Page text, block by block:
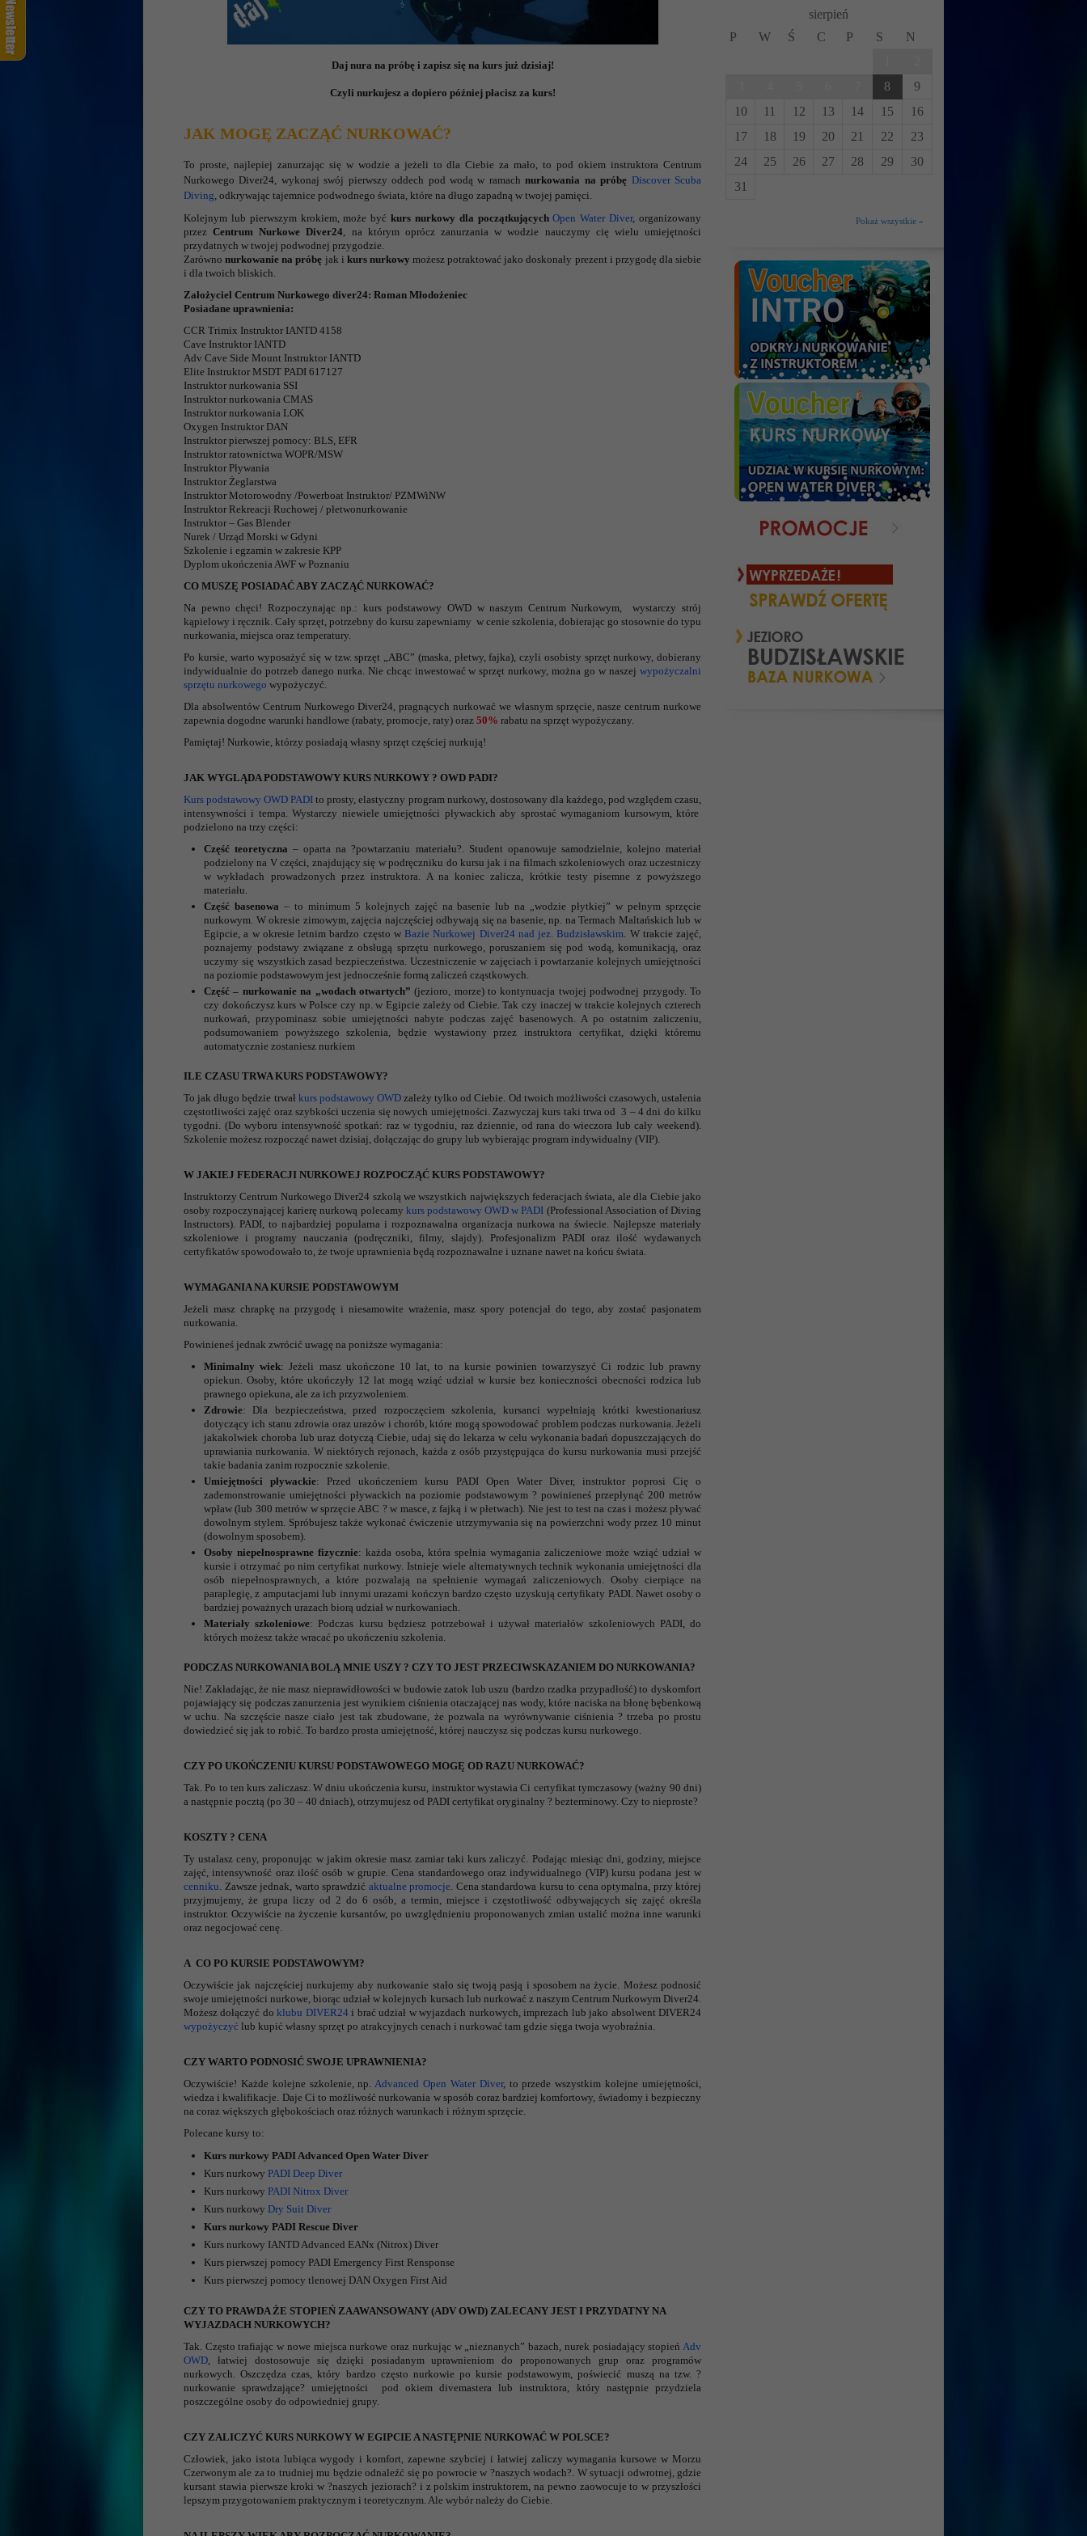
Daj nura na próbę i zapisz się na kurs już dzisiaj!
Czyli nurkujesz a dopiero później płacisz za kurs!
JAK MOGĘ ZACZĄĆ NURKOWAĆ?
To proste, najlepiej zanurzając się w wodzie a jeżeli to dla Ciebie za mało, to pod okiem instruktora Centrum
Nurkowego Diver24, wykonaj swój pierwszy oddech pod wodą w ramachnurkowania na próbę Discover Scuba
Diving, odkrywając tajemnice podwodnego świata, które na długo zapadną w twojej pamięci.
Kolejnym lub pierwszym krokiem, może byćkurs nurkowy dla początkujących Open Water Diver, organizowany
przezCentrum Nurkowe Diver24, na którym oprócz zanurzania w wodzie nauczymy cię wielu umiejętności
przydatnych w twojej podwodnej przygodzie.
Zarównonurkowanie na próbę jak i kurs nurkowy możesz potraktować jako doskonały prezent i przygodę dla siebie
i dla twoich bliskich.
Założyciel Centrum Nurkowego diver24: Roman Młodożeniec
Posiadane uprawnienia:
CCR Trimix Instruktor IANTD 4158
Cave Instruktor IANTD
Adv Cave Side Mount Instruktor IANTD
Elite Instruktor MSDT PADI 617127
Instruktor nurkowania SSI
Instruktor nurkowania CMAS
Instruktor nurkowania LOK
Oxygen Instruktor DAN
Instruktor pierwszej pomocy: BLS, EFR
Instruktor ratownictwa WOPR/MSW
Instruktor Pływania
Instruktor Żeglarstwa
Instruktor Motorowodny /Powerboat Instruktor/ PZMWiNW
Instruktor Rekreacji Ruchowej / płetwonurkowanie
Instruktor – Gas Blender
Nurek / Urząd Morski w Gdyni
Szkolenie i egzamin w zakresie KPP
Dyplom ukończenia AWF w Poznaniu
CO MUSZĘ POSIADAĆ ABY ZACZĄĆ NURKOWAĆ?
Na pewno chęci! Rozpoczynając np.: kurs podstawowy OWD w naszym Centrum Nurkowym, wystarczy strój
kąpielowy i ręcznik. Cały sprzęt, potrzebny do kursu zapewniamy w cenie szkolenia, dobierając go stosownie do typu
nurkowania, miejsca oraz temperatury.
Po kursie, warto wyposażyć się w tzw. sprzęt „ABC” (maska, płetwy, fajka), czyli osobisty sprzęt nurkowy, dobierany
indywidualnie do potrzeb danego nurka. Nie chcąc inwestować w sprzęt nurkowy, można go w naszej wypożyczalni
sprzętu nurkowego wypożyczyć.
Dla absolwentów Centrum Nurkowego Diver24, pragnących nurkować we własnym sprzęcie, nasze centrum nurkowe
zapewnia dogodne warunki handlowe (rabaty, promocje, raty) oraz 50% rabatu na sprzęt wypożyczany.
Pamiętaj! Nurkowie, którzy posiadają własny sprzęt częściej nurkują!
JAK WYGLĄDA PODSTAWOWY KURS NURKOWY ? OWD PADI?
Kurs podstawowy OWD PADI to prosty, elastyczny program nurkowy, dostosowany dla każdego, pod względem czasu,
intensywności i tempa. Wystarczy niewiele umiejętności pływackich aby sprostać wymaganiom kursowym, które
podzielono na trzy części:
Część teoretyczna – oparta na ?powtarzaniu materiału?. Student opanowuje samodzielnie, kolejno materiał
podzielony na V części, znajdujący się w podręczniku do kursu jak i na filmach szkoleniowych oraz uczestniczy
w wykładach prowadzonych przez instruktora. A na koniec zalicza, krótkie testy pisemne z powyższego
materiału.
Część basenowa – to minimum 5 kolejnych zajęć na basenie lub na „wodzie płytkiej” w pełnym sprzęcie
nurkowym. W okresie zimowym, zajęcia najczęściej odbywają się na basenie, np. na Termach Maltańskich lub w
Egipcie, a w okresie letnim bardzo często w Bazie Nurkowej Diver24 nad jez. Budzisławskim. W trakcie zajęć,
poznajemy podstawy związane z obsługą sprzętu nurkowego, poruszaniem się pod wodą, komunikacją, oraz
uczymy się wszystkich zasad bezpieczeństwa. Uczestniczenie w zajęciach i powtarzanie kolejnych umiejętności
na poziomie podstawowym jest jednocześnie formą zaliczeń cząstkowych.
Część – nurkowanie na „wodach otwartych”(jezioro, morze) to kontynuacja twojej podwodnej przygody. To
czy dokończysz kurs w Polsce czy np. w Egipcie zależy od Ciebie. Tak czy inaczej w trakcie kolejnych czterech
nurkowań, przypominasz sobie umiejętności nabyte podczas zajęć basenowych. A po ostatnim zaliczeniu,
podsumowaniem powyższego szkolenia, będzie wystawiony przez instruktora certyfikat, dzięki któremu
automatycznie zostaniesz nurkiem
ILE CZASU TRWA KURS PODSTAWOWY?
To jak długo będzie trwał kurs podstawowy OWDzależy tylko od Ciebie. Od twoich możliwości czasowych, ustalenia
częstotliwości zajęć oraz szybkości uczenia się nowych umiejętności. Zazwyczaj kurs taki trwa od 3 – 4 dni do kilku
tygodni. (Do wyboru intensywność spotkań: raz w tygodniu, raz dziennie, od rana do wieczora lub cały weekend).
Szkolenie możesz rozpocząć nawet dzisiaj, dołączając do grupy lub wybierając program indywidualny (VIP).
W JAKIEJ FEDERACJI NURKOWEJ ROZPOCZĄĆ KURS PODSTAWOWY?
Instruktorzy Centrum Nurkowego Diver24 szkolą we wszystkich największych federacjach świata, ale dla Ciebie jako
osoby rozpoczynającej karierę nurkową polecamy kurs podstawowy OWD w PADI (Professional Association of Diving
Instructors). PADI, to najbardziej popularna i rozpoznawalna organizacja nurkowa na świecie. Najlepsze materiały
szkoleniowe i programy nauczania (podręczniki, filmy, slajdy). Profesjonalizm PADI oraz ilość wydawanych
certyfikatów spowodowało to, że twoje uprawnienia będą rozpoznawalne i uznane nawet na końcu świata.
WYMAGANIA NA KURSIE PODSTAWOWYM
Jeżeli masz chrapkę na przygodę i niesamowite wrażenia, masz spory potencjał do tego, aby zostać pasjonatem
nurkowania.
Powinieneś jednak zwrócić uwagę na poniższe wymagania:
Minimalny wiek: Jeżeli masz ukończone 10 lat, to na kursie powinien towarzyszyć Ci rodzic lub prawny
opiekun. Osoby, które ukończyły 12 lat mogą wziąć udział w kursie bez konieczności obecności rodzica lub
prawnego opiekuna, ale za ich przyzwoleniem.
Zdrowie: Dla bezpieczeństwa, przed rozpoczęciem szkolenia, kursanci wypełniają krótki kwestionariusz
dotyczący ich stanu zdrowia oraz urazów i chorób, które mogą spowodować problem podczas nurkowania. Jeżeli
jakakolwiek choroba lub uraz dotyczą Ciebie, udaj się do lekarza w celu wykonania badań dopuszczających do
uprawiania nurkowania. W niektórych rejonach, każda z osób przystępująca do kursu nurkowania musi przejść
takie badania zanim rozpocznie szkolenie.
Umiejętności pływackie: Przed ukończeniem kursu PADI Open Water Diver, instruktor poprosi Cię o
zademonstrowanie umiejętności pływackich na poziomie podstawowym ? powinieneś przepłynąć 200 metrów
wpław (lub 300 metrów w sprzęcie ABC ? w masce, z fajką i w płetwach). Nie jest to test na czas i możesz pływać
dowolnym stylem. Spróbujesz także wykonać ćwiczenie utrzymywania się na powierzchni wody przez 10 minut
(dowolnym sposobem).
Osoby niepełnosprawne fizycznie: każda osoba, która spełnia wymagania zaliczeniowe może wziąć udział w
kursie i otrzymać po nim certyfikat nurkowy. Istnieje wiele alternatywnych technik wykonania umiejętności dla
osób niepełnosprawnych, a które pozwalają na spełnienie wymagań zaliczeniowych. Osoby cierpiące na
paraplegię, z amputacjami lub innymi urazami kończyn bardzo często uzyskują certyfikaty PADI. Nawet osoby o
bardziej poważnych urazach biorą udział w nurkowaniach.
Materiały szkoleniowe: Podczas kursu będziesz potrzebował i używał materiałów szkoleniowych PADI, do
których możesz także wracać po ukończeniu szkolenia.
PODCZAS NURKOWANIA BOLĄ MNIE USZY ? CZY TO JEST PRZECIWSKAZANIEM DO NURKOWANIA?
Nie! Zakładając, że nie masz nieprawidłowości w budowie zatok lub uszu (bardzo rzadka przypadłość) to dyskomfort
pojawiający się podczas zanurzenia jest wynikiem ciśnienia otaczającej nas wody, które naciska na błonę bębenkową
w uchu. Na szczęście nasze ciało jest tak zbudowane, że pozwala na wyrównywanie ciśnienia ? trzeba po prostu
dowiedzieć się jak to robić. To bardzo prosta umiejętność, której nauczysz się podczas kursu nurkowego.
CZY PO UKOŃCZENIU KURSU PODSTAWOWEGO MOGĘ OD RAZU NURKOWAĆ?
Tak. Po to ten kurs zaliczasz. W dniu ukończenia kursu, instruktor wystawia Ci certyfikat tymczasowy (ważny 90 dni)
a następnie pocztą (po 30 – 40 dniach), otrzymujesz od PADI certyfikat oryginalny ? bezterminowy. Czy to nieproste?
KOSZTY ? CENA
Ty ustalasz ceny, proponując w jakim okresie masz zamiar taki kurs zaliczyć. Podając miesiąc dni, godziny, miejsce
zajęć, intensywność oraz ilość osób w grupie. Cena standardowego oraz indywidualnego (VIP) kursu podana jest w
cenniku. Zawsze jednak, warto sprawdzić aktualne promocje. Cena standardowa kursu to cena optymalna, przy której
przyjmujemy, że grupa liczy od 2 do 6 osób, a termin, miejsce i częstotliwość odbywających się zajęć określa
instruktor. Oczywiście na życzenie kursantów, po uwzględnieniu proponowanych zmian ustalić można inne warunki
oraz negocjować cenę.
A CO PO KURSIE PODSTAWOWYM?
Oczywiście jak najczęściej nurkujemy aby nurkowanie stało się twoją pasją i sposobem na życie. Możesz podnosić
swoje umiejętności nurkowe, biorąc udział w kolejnych kursach lub nurkować z naszym Centrum Nurkowym Diver24.
Możesz dołączyć doklubu DIVER24i brać udział w wyjazdach nurkowych, imprezach lub jako absolwent DIVER24
wypożyczyć lub kupić własny sprzęt po atrakcyjnych cenach i nurkować tam gdzie sięga twoja wyobraźnia.
CZY WARTO PODNOSIĆ SWOJE UPRAWNIENIA?
Oczywiście! Każde kolejne szkolenie, np.Advanced Open Water Diver, to przede wszystkim kolejne umiejętności,
wiedza i kwalifikacje. Daje Ci to możliwość nurkowania w sposób coraz bardziej komfortowy, świadomy i bezpieczny
na coraz większych głębokościach oraz różnych warunkach i różnym sprzęcie.
Polecane kursy to:
Kurs nurkowy PADI Advanced Open Water Diver
Kurs nurkowy PADI Deep Diver
Kurs nurkowy PADI Nitrox Diver
Kurs nurkowy Dry Suit Diver
Kurs nurkowy PADI Rescue Diver
Kurs nurkowy IANTD Advanced EANx (Nitrox) Diver
Kurs pierwszej pomocy PADI Emergency First Rensponse
Kurs pierwszej pomocy tlenowej DAN Oxygen First Aid
CZY TO PRAWDA ŻE STOPIEŃ ZAAWANSOWANY (ADV OWD) ZALECANY JEST I PRZYDATNY NA
WYJAZDACH NURKOWYCH?
Tak. Często trafiając w nowe miejsca nurkowe oraz nurkując w „nieznanych” bazach, nurek posiadający stopień Adv
OWD, łatwiej dostosowuje się dzięki posiadanym uprawnieniom do proponowanych grup oraz programów
nurkowych. Oszczędza czas, który bardzo często nurkowie po kursie podstawowym, poświecić muszą na tzw. ?
nurkowanie sprawdzające? umiejętności pod okiem divemastera lub instruktora, który następnie przydziela
poszczególne osoby do odpowiedniej grupy.
CZY ZALICZYĆ KURS NURKOWY W EGIPCIE A NASTĘPNIE NURKOWAĆ W POLSCE?
Człowiek, jako istota lubiąca wygody i komfort, zapewne szybciej i łatwiej zaliczy wymagania kursowe w Morzu
Czerwonym ale za to trudniej mu będzie odnaleźć się po powrocie w ?naszych wodach?. W sytuacji odwrotnej, gdzie
kursant stawia pierwsze kroki w ?naszych jeziorach? i z polskim instruktorem, na pewno zaowocuje to w przyszłości
lepszym przygotowaniem praktycznym i teoretycznym. Ale wybór należy do Ciebie.
sierpień
P
W Ś C P S
N
8
9
10
11 12 13 14 15
16
17
18 19 20 21 22
23
24
25 26 27 28 29
30
31
Pokaż wszystkie »